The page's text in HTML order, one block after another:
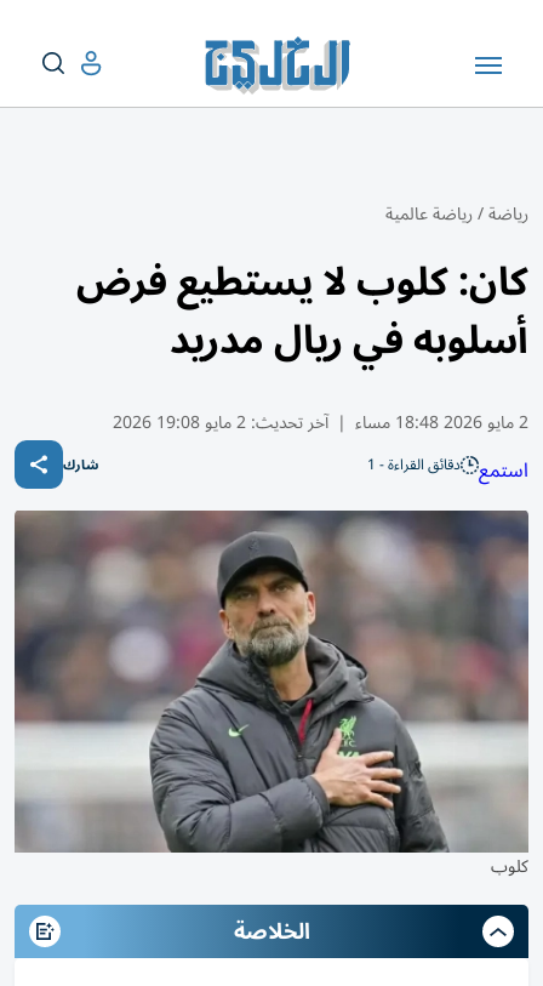
رياضة/رياضة عالمية
كان: كلوب لا يستطيع فرض
أسلوبه في ريال مدريد
2 مايو 2026 18:48 مساء | آخر تحديث:2 مايو 19:08 2026
استمع دقائق القراءة - 1 شارك
كلوب
الخلاصة